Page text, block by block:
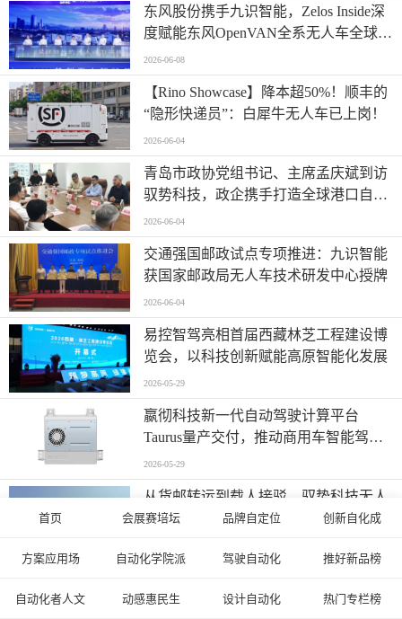
东风股份携手九识智能，Zelos Inside深
度赋能东风OpenVAN全系无人车全球首
发
2026-06-08
【Rino Showcase】降本超50%！顺丰的
“隐形快递员”：白犀牛无人车已上岗！
2026-06-04
青岛市政协党组书记、主席孟庆斌到访
驭势科技，政企携手打造全球港口自动
驾驶应用样板
2026-06-04
交通强国邮政试点专项推进：九识智能
获国家邮政局无人车技术研发中心授牌
2026-06-04
易控智驾亮相首届西藏林芝工程建设博
览会，以科技创新赋能高原智能化发展
2026-05-29
嬴彻科技新一代自动驾驶计算平台
Taurus量产交付，推动商用车智能驾驶
加速渗透
2026-05-29
从货邮转运到载人接驳，驭势科技无人
驾驶巴士在乌鲁木齐天山国际机场开启
首页 会展赛培坛 品牌自定位 创新自化成
方案应用场 自动化学院派 驾驶自动化 推好新品榜
自动化者人文 动感惠民生 设计自动化 热门专栏榜